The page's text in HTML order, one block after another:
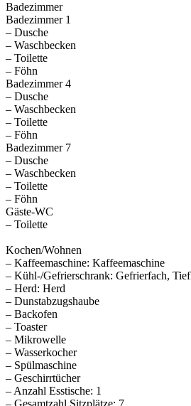
Badezimmer
Badezimmer 1
– Dusche
– Waschbecken
– Toilette
– Föhn
Badezimmer 4
– Dusche
– Waschbecken
– Toilette
– Föhn
Badezimmer 7
– Dusche
– Waschbecken
– Toilette
– Föhn
Gäste-WC
– Toilette
Kochen/Wohnen
– Kaffeemaschine: Kaffeemaschine
– Kühl-/Gefrierschrank: Gefrierfach,
– Herd: Herd
– Dunstabzugshaube
– Backofen
– Toaster
– Mikrowelle
– Wasserkocher
– Spülmaschine
– Geschirrtücher
– Anzahl Esstische: 1